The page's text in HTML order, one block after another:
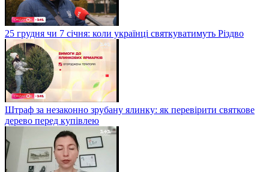
25 грудня чи 7 січня: коли українці святкуватимуть Різдво
Штраф за незаконно зрубану ялинку: як перевірити святкове
дерево перед купівлею